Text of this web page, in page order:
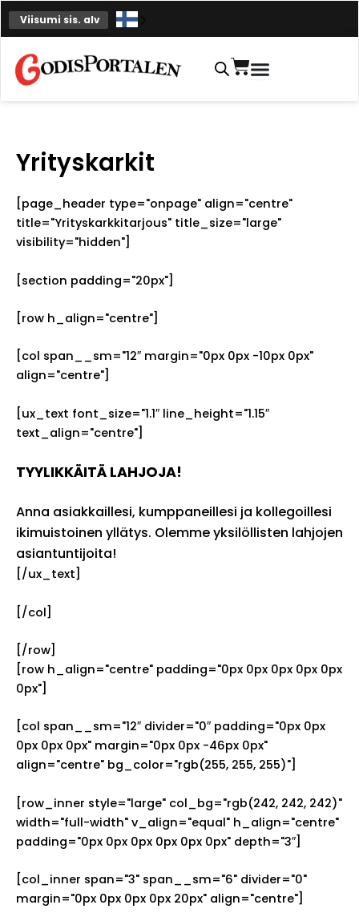
Siirry
sisältöön
Viisumi sis. alv
Ostoskori
Yrityskarkit
[page_header type="onpage" align="centre"
title="Yrityskarkkitarjous" title_size="large"
visibility="hidden"]
[section padding="20px"]
[row h_align="centre"]
[col span__sm="12″ margin="0px 0px -10px 0px"
align="centre"]
[ux_text font_size="1.1″ line_height="1.15″
text_align="centre"]
TYYLIKKÄITÄ LAHJOJA!
Anna asiakkaillesi, kumppaneillesi ja kollegoillesi
ikimuistoinen yllätys. Olemme yksilöllisten lahjojen
asiantuntijoita!
[/ux_text]
[/col]
[/row]
[row h_align="centre" padding="0px 0px 0px 0px 0px
0px"]
[col span__sm="12″ divider="0″ padding="0px 0px
0px 0px 0px" margin="0px 0px -46px 0px"
align="centre" bg_color="rgb(255, 255, 255)"]
[row_inner style="large" col_bg="rgb(242, 242, 242)"
width="full-width" v_align="equal" h_align="centre"
padding="0px 0px 0px 0px 0px 0px" depth="3″]
[col_inner span="3" span__sm="6" divider="0"
margin="0px 0px 0px 0px 20px" align="centre"]